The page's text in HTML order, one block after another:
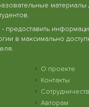
материалы
- предоставить
в максимально
О проекте
Контакты
Авторам